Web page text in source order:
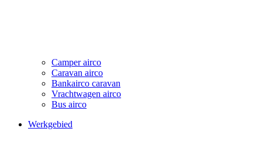
Camper airco
Caravan airco
Bankairco caravan
Vrachtwagen airco
Bus airco
Werkgebied